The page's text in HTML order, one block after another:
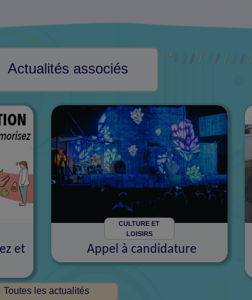
Actualités associés
et
CULTURE ET
LOISIRS
Appel à candidature
Toutes les actualités